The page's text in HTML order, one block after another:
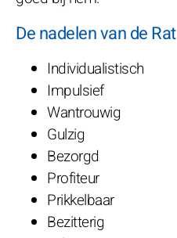
De nadelen van de Rat
Individualistisch
Impulsief
Wantrouwig
Gulzig
Bezorgd
Profiteur
Prikkelbaar
Bezitterig